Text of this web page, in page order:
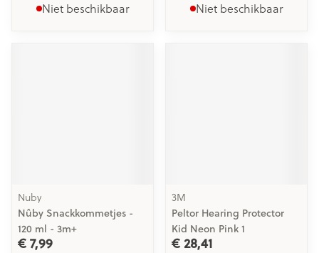
Niet beschikbaar Niet beschikbaar
Nuby
Nûby Snackkommetjes -
120 ml - 3m+
€ 7,99
3M
Peltor Hearing Protector
Kid Neon Pink 1
€ 28,41